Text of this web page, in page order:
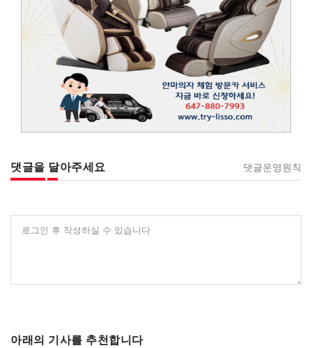
댓글을 달아주세요 댓글운영원칙
로그인 후 작성하실 수 있습니다
아래의 기사를 추천합니다